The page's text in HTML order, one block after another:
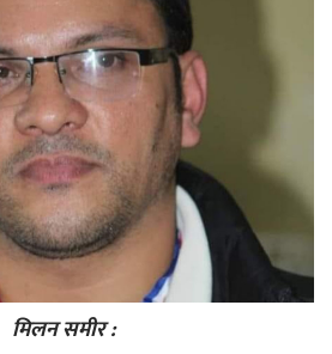
मिलन समीर :